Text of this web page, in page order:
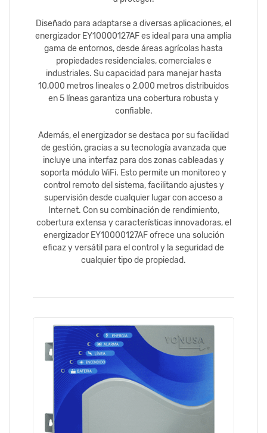
Diseñado para adaptarse a diversas aplicaciones, el
energizador EY10000127AF es ideal para una amplia
gama de entornos, desde áreas agrícolas hasta
propiedades residenciales, comerciales e
industriales. Su capacidad para manejar hasta
10,000 metros lineales o 2,000 metros distribuidos
en 5 líneas garantiza una cobertura robusta y
confiable.
Además, el energizador se destaca por su facilidad
de gestión, gracias a su tecnología avanzada que
incluye una interfaz para dos zonas cableadas y
soporta módulo WiFi. Esto permite un monitoreo y
control remoto del sistema, facilitando ajustes y
supervisión desde cualquier lugar con acceso a
Internet. Con su combinación de rendimiento,
cobertura extensa y características innovadoras, el
energizador EY10000127AF ofrece una solución
eficaz y versátil para el control y la seguridad de
cualquier tipo de propiedad.